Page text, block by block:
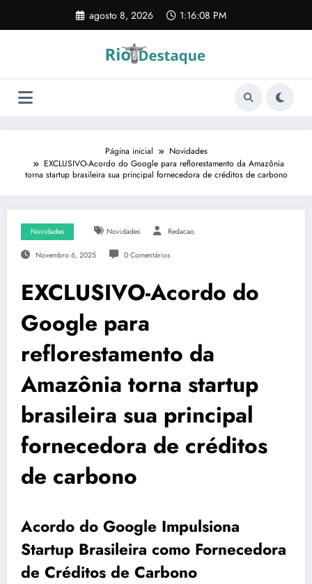
o
agosto 8, 2026 1:16:09 PM
Página inicial
Novidades
EXCLUSIVO-Acordo do Google para reflorestamento da Amazônia
torna startup brasileira sua principal fornecedora de créditos de carbono
Novidades Novidades Redacao
Novembro 6, 2025 0 Comentários
EXCLUSIVO-Acordo do
Google para
reflorestamento da
Amazônia torna startup
brasileira sua principal
fornecedora de créditos
de carbono
Acordo do Google Impulsiona
Startup Brasileira como Fornecedora
de Créditos de Carbono